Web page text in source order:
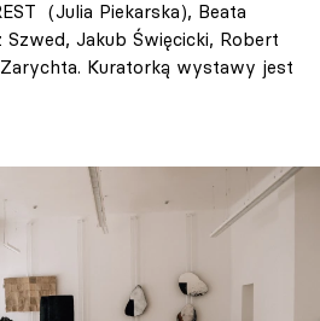
(Julia Piekarska), Beata
Szwed, Jakub Święcicki, Robert
Kuratorką wystawy jest